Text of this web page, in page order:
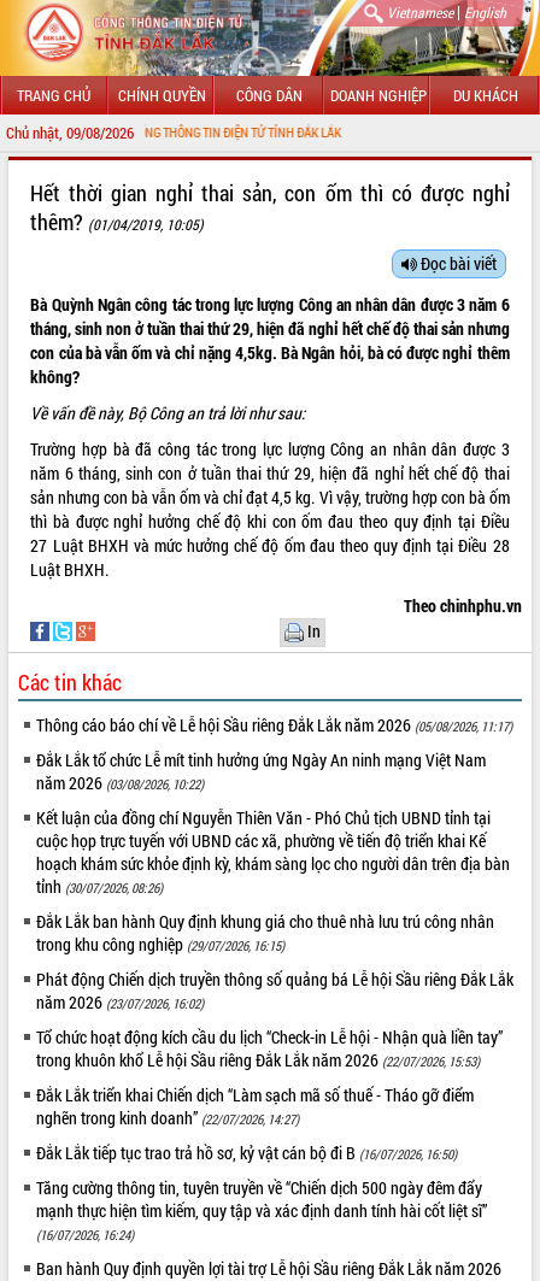
Vietnamese| English
TRANG CHỦ CHÍNH QUYỀN CÔNG DÂN DOANH NGHIỆP DU KHÁCH
Chủ nhật, 09/08/2026
MỪNG ĐẾN VỚI CỔNG THÔNG TIN ĐIỆN TỬ TỈNH ĐẮK LẮK
LÃNH ĐẠO UBND TỈNH
SỞ, BAN, NGÀNH
UBND CÁC XÃ, PHƯỜNG
THÔNG TIN CHỈ ĐẠO ĐIỀU HÀNH
HỆ THỐNG VĂN BẢN
VĂN BẢN HĐND TỈNH
ĐIỂM TIN VĂN BẢN
QUY HOẠCH - KẾ HOẠCH
QUẢNG CÁO
Hết thời gian nghỉ thai sản, con ốm thì có được nghỉ
thêm? (01/04/2019, 10:05)
Đọc bài viết
Bà Quỳnh Ngân công tác trong lực lượng Công an nhân dân được 3 năm 6
tháng, sinh non ở tuần thai thứ 29, hiện đã nghỉ hết chế độ thai sản nhưng
con của bà vẫn ốm và chỉ nặng 4,5kg. Bà Ngân hỏi, bà có được nghỉ thêm
không?
Về vấn đề này, Bộ Công an trả lời như sau:
Trường hợp bà đã công tác trong lực lượng Công an nhân dân được 3
năm 6 tháng, sinh con ở tuần thai thứ 29, hiện đã nghỉ hết chế độ thai
sản nhưng con bà vẫn ốm và chỉ đạt 4,5 kg. Vì vậy, trường hợp con bà ốm
thì bà được nghỉ hưởng chế độ khi con ốm đau theo quy định tại Điều
27 Luật BHXH và mức hưởng chế độ ốm đau theo quy định tại Điều 28
Luật BHXH.
Theo chinhphu.vn
In
Các tin khác
Thông cáo báo chí về Lễ hội Sầu riêng Đắk Lắk năm 2026 (05/08/2026, 11:17)
Đắk Lắk tổ chức Lễ mít tinh hưởng ứng Ngày An ninh mạng Việt Nam
năm 2026 (03/08/2026, 10:22)
Kết luận của đồng chí Nguyễn Thiên Văn - Phó Chủ tịch UBND tỉnh tại
cuộc họp trực tuyến với UBND các xã, phường về tiến độ triển khai Kế
hoạch khám sức khỏe định kỳ, khám sàng lọc cho người dân trên địa bàn
tỉnh (30/07/2026, 08:26)
Đắk Lắk ban hành Quy định khung giá cho thuê nhà lưu trú công nhân
trong khu công nghiệp (29/07/2026, 16:15)
Phát động Chiến dịch truyền thông số quảng bá Lễ hội Sầu riêng Đắk Lắk
năm 2026 (23/07/2026, 16:02)
Tổ chức hoạt động kích cầu du lịch “Check-in Lễ hội - Nhận quà liền tay”
trong khuôn khổ Lễ hội Sầu riêng Đắk Lắk năm 2026 (22/07/2026, 15:53)
Đắk Lắk triển khai Chiến dịch “Làm sạch mã số thuế - Tháo gỡ điểm
nghẽn trong kinh doanh” (22/07/2026, 14:27)
Đắk Lắk tiếp tục trao trả hồ sơ, kỷ vật cán bộ đi B (16/07/2026, 16:50)
Tăng cường thông tin, tuyên truyền về “Chiến dịch 500 ngày đêm đẩy
mạnh thực hiện tìm kiếm, quy tập và xác định danh tính hài cốt liệt sĩ”
(16/07/2026, 16:24)
Ban hành Quy định quyền lợi tài trợ Lễ hội Sầu riêng Đắk Lắk năm 2026